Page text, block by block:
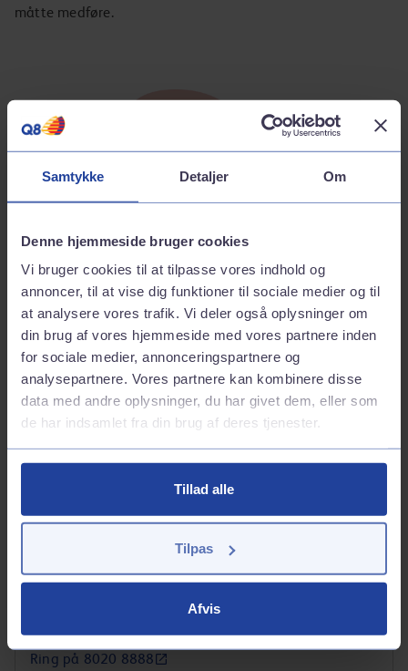
Samtykke Detaljer Om
Denne hjemmeside bruger cookies
Vi bruger cookies til at tilpasse vores indhold og
annoncer, til at vise dig funktioner til sociale medier og til
at analysere vores trafik. Vi deler også oplysninger om
din brug af vores hjemmeside med vores partnere inden
for sociale medier, annonceringspartnere og
analysepartnere. Vores partnere kan kombinere disse
data med andre oplysninger, du har givet dem, eller som
de har indsamlet fra din brug af deres tjenester.
Tillad alle
Tilpas
Afvis
måtte medføre.
Ring eller skriv til os
Skriv til os
Vi svarer typisk med det samme.
Send en mail
Ring på 8020 8888